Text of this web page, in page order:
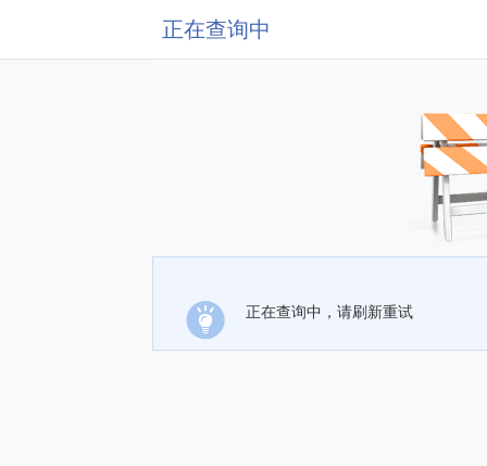
正在查询中
正在查询中，请刷新重试